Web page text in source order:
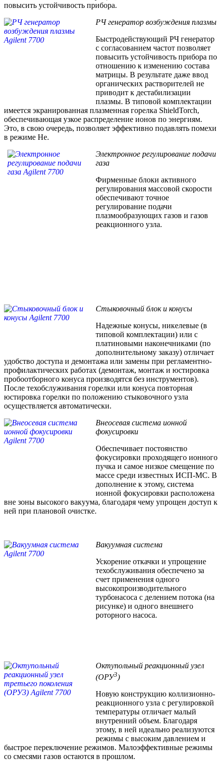
повысить устойчивость прибора.
РЧ генератор возбуждения плазмы
Быстродействующий РЧ генератор
с согласованием частот позволяет
повысить устойчивость прибора по
отношению к изменению состава
матрицы. В результате даже ввод
органических растворителей не
приводит к дестабилизации
плазмы. В типовой комплектации
имеется экранированная плазменная горелка ShieldTorch,
обеспечивающая узкое распределение ионов по энергиям.
Это, в свою очередь, позволяет эффективно подавлять помехи
в режиме He.
Электронное регулирование подачи
газа
Фирменные блоки активного
регулирования массовой скорости
обеспечивают точное
регулирование подачи
плазмообразующих газов и газов
реакционного узла.
Стыковочный блок и конусы
Надежные конусы, никелевые (в
типовой комплектации) или с
платиновыми наконечниками (по
дополнительному заказу) отличает
удобство доступа и демонтажа или замены при регламентно-
профилактических работах (демонтаж, монтаж и юстировка
пробоотборного конуса производятся без инструментов).
После техобслуживания горелки или конуса повторная
юстировка горелки по положению стыковочного узла
осуществляется автоматически.
Внеосевая система ионной
фокусировки
Обеспечивает постоянство
фокусировки проходящего ионного
пучка и самое низкое смещение по
массе среди известных ИСП-МС. В
дополнение к этому, система
ионной фокусировки расположена
вне зоны высокого вакуума, благодаря чему упрощен доступ к
ней при плановой очистке.
Вакуумная система
Ускорение откачки и упрощение
техобслуживания обеспечено за
счет применения одного
высокопроизводительного
турбонасоса с делением потока (на
рисунке) и одного внешнего
роторного насоса.
Октупольный реакционный узел
(ОРУ3)
Новую конструкцию коллизионно-
реакционного узла с регулировкой
температуры отличает малый
внутренний объем. Благодаря
этому, в ней идеально реализуются
режимы с высоким давлением и
быстрое переключение режимов. Малоэффективные режимы
со смесями газов остаются в прошлом.